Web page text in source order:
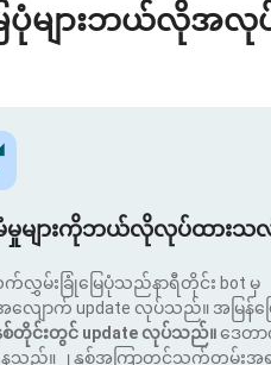
ေပုံများဘယ်လိုအ
မံမှုများကိုဘယ်လိုလုပ်ထားသ
လွှမ်းခြုံမြေပုံသည်နာရီတိုင်း bot မှ
ျောက် update လုပ်သည်။ အမြန်မြ
စ်တိုင်းတွင် update လုပ်သည်။ဒေတ
ေသည်။ ၂ နှစ်အကြာတွင်သက်တမ်းအ